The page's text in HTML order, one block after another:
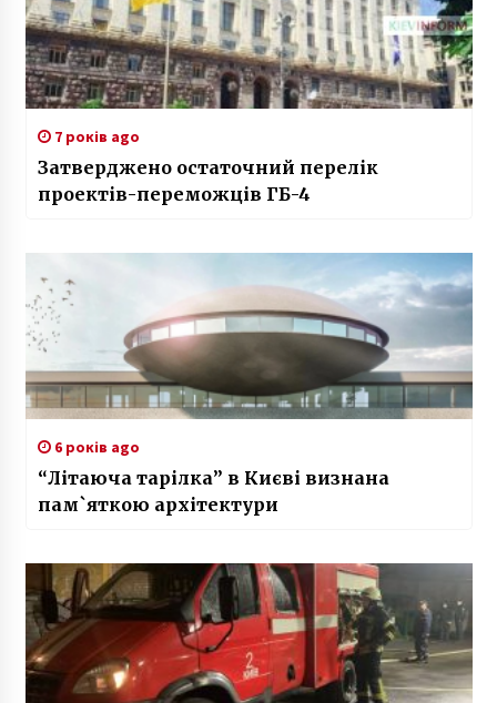
7 років ago
Затверджено остаточний перелік
проектів-переможців ГБ-4
6 років ago
“Літаюча тарілка” в Києві визнана
пам`яткою архітектури